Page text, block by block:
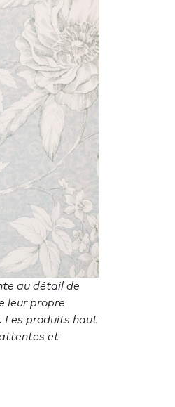
au détail de
leur propre
Les produits haut
et